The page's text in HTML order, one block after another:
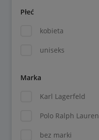
Płeć
kobieta
uniseks
Marka
Karl Lagerfeld
Polo Ralph Lauren
bez marki